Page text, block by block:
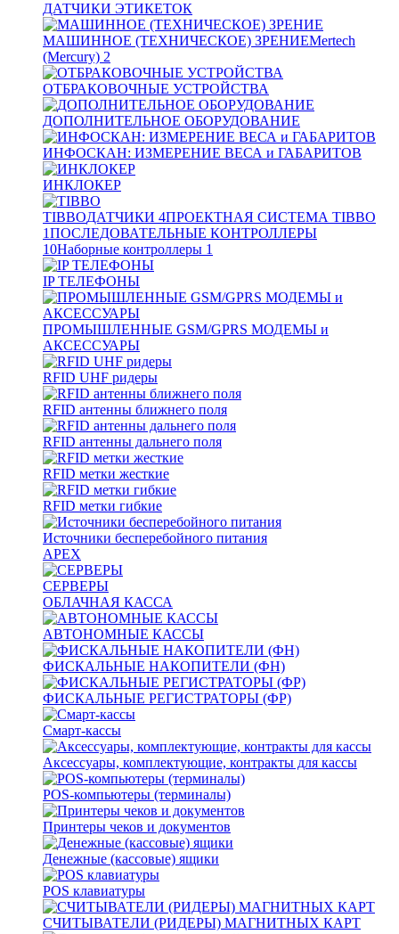
ДАТЧИКИ ЭТИКЕТОК
МАШИННОЕ (ТЕХНИЧЕСКОЕ) ЗРЕНИЕMertech
(Mercury) 2
ОТБРАКОВОЧНЫЕ УСТРОЙСТВА
ДОПОЛНИТЕЛЬНОЕ ОБОРУДОВАНИЕ
ИНФОСКАН: ИЗМЕРЕНИЕ ВЕСА и ГАБАРИТОВ
ИНКЛОКЕР
TIBBOДАТЧИКИ 4ПРОЕКТНАЯ СИСТЕМА TIBBO
1ПОСЛЕДОВАТЕЛЬНЫЕ КОНТРОЛЛЕРЫ
10Наборные контроллеры 1
IP ТЕЛЕФОНЫ
ПРОМЫШЛЕННЫЕ GSM/GPRS МОДЕМЫ и
АКСЕССУАРЫ
RFID UHF ридеры
RFID антенны ближнего поля
RFID антенны дальнего поля
RFID метки жесткие
RFID метки гибкие
Источники бесперебойного питания
APEX
СЕРВЕРЫ
ОБЛАЧНАЯ КАССА
АВТОНОМНЫЕ КАССЫ
ФИСКАЛЬНЫЕ НАКОПИТЕЛИ (ФН)
ФИСКАЛЬНЫЕ РЕГИСТРАТОРЫ (ФР)
Смарт-кассы
Аксессуары, комплектующие, контракты для кассы
POS-компьютеры (терминалы)
Принтеры чеков и документов
Денежные (кассовые) ящики
POS клавиатуры
СЧИТЫВАТЕЛИ (РИДЕРЫ) МАГНИТНЫХ КАРТ